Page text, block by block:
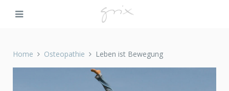
Home Osteopathie Leben ist Bewegung